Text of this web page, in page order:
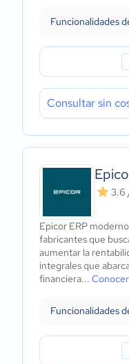
Funcionalidades
Consultar sin
3.6
Epicor ERP
fabricantes que
aumentar la
integrales que
financiera...
Funcionalidades